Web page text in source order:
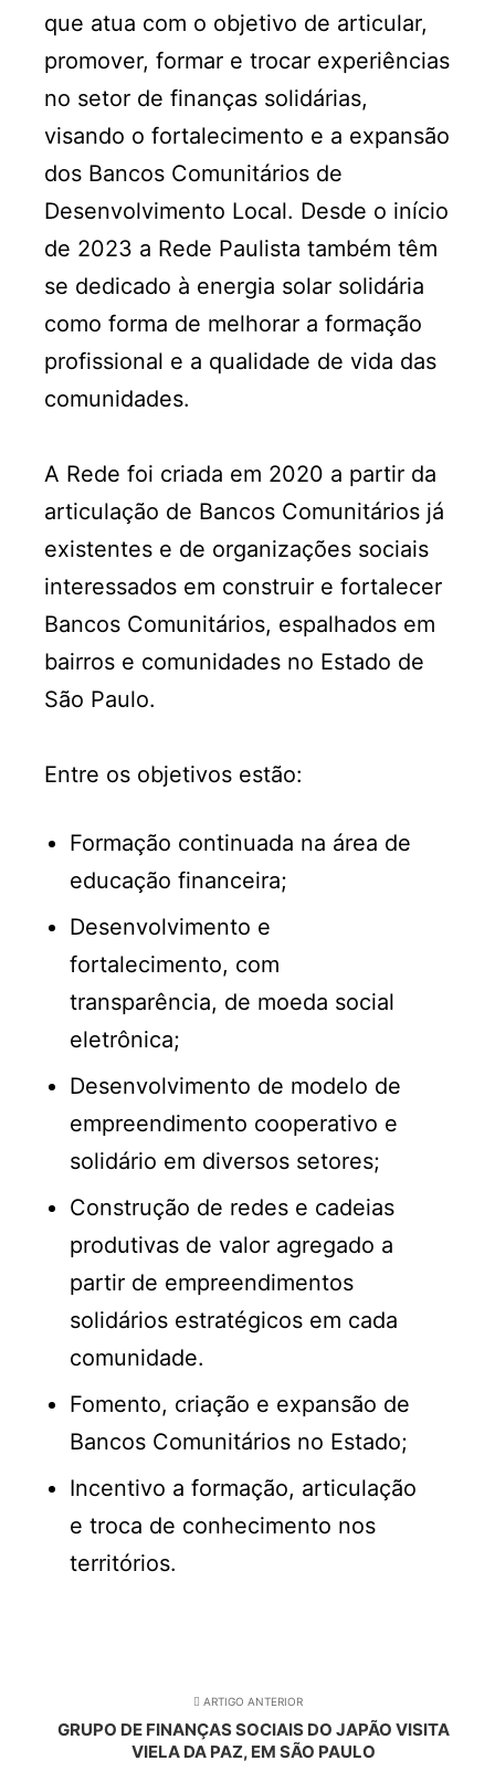
que atua com o objetivo de articular,
promover, formar e trocar experiências
no setor de finanças solidárias,
visando o fortalecimento e a expansão
dos Bancos Comunitários de
Desenvolvimento Local. Desde o início
de 2023 a Rede Paulista também têm
se dedicado à energia solar solidária
como forma de melhorar a formação
profissional e a qualidade de vida das
comunidades.
A Rede foi criada em 2020 a partir da
articulação de Bancos Comunitários já
existentes e de organizações sociais
interessados em construir e fortalecer
Bancos Comunitários, espalhados em
bairros e comunidades no Estado de
São Paulo.
Entre os objetivos estão:
Formação continuada na área de
educação financeira;
Desenvolvimento e
fortalecimento, com
transparência, de moeda social
eletrônica;
Desenvolvimento de modelo de
empreendimento cooperativo e
solidário em diversos setores;
Construção de redes e cadeias
produtivas de valor agregado a
partir de empreendimentos
solidários estratégicos em cada
comunidade.
Fomento, criação e expansão de
Bancos Comunitários no Estado;
Incentivo a formação, articulação
e troca de conhecimento nos
territórios.
ARTIGO ANTERIOR
GRUPO DE FINANÇAS SOCIAIS DO JAPÃO VISITA
VIELA DA PAZ, EM SÃO PAULO